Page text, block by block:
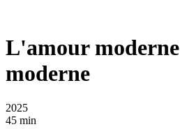
L'amour moderne
moderne
2025
45 min